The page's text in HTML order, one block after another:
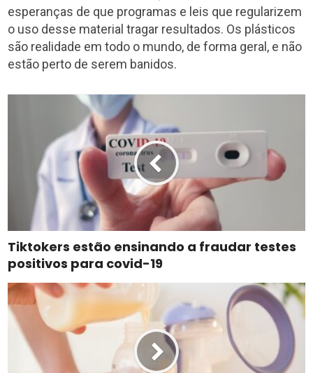
esperanças de que programas e leis que regularizem
o uso desse material tragar resultados. Os plásticos
são realidade em todo o mundo, de forma geral, e não
estão perto de serem banidos.
Tiktokers estão ensinando a fraudar testes
positivos para covid-19